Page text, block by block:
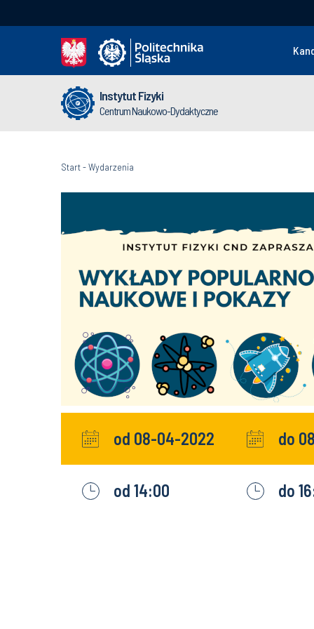
Instytut Fizyki
Centrum Naukowo-Dydaktyczne
Start-Wydarzenia
od 08-04-2022
od 14:00
do
do